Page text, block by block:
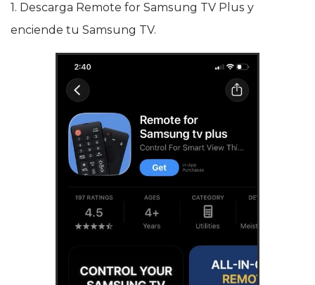
1. Descarga Remote for Samsung TV Plus y
enciende tu Samsung TV.